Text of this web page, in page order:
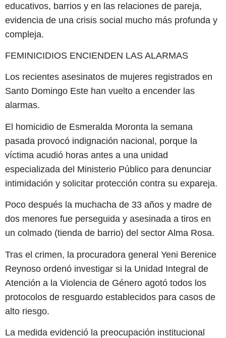
educativos, barrios y en las relaciones de pareja,
evidencia de una crisis social mucho más profunda y
compleja.
FEMINICIDIOS ENCIENDEN LAS ALARMAS
Los recientes asesinatos de mujeres registrados en
Santo Domingo Este han vuelto a encender las
alarmas.
El homicidio de Esmeralda Moronta la semana
pasada provocó indignación nacional, porque la
víctima acudió horas antes a una unidad
especializada del Ministerio Público para denunciar
intimidación y solicitar protección contra su expareja.
Poco después la muchacha de 33 años y madre de
dos menores fue perseguida y asesinada a tiros en
un colmado (tienda de barrio) del sector Alma Rosa.
Tras el crimen, la procuradora general Yeni Berenice
Reynoso ordenó investigar si la Unidad Integral de
Atención a la Violencia de Género agotó todos los
protocolos de resguardo establecidos para casos de
alto riesgo.
La medida evidenció la preocupación institucional